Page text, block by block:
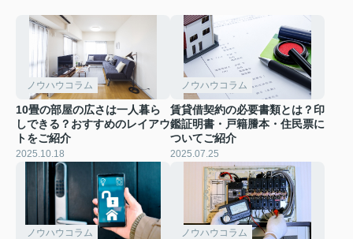
ノウハウコラム
10畳の部屋の広さは一人暮ら
しできる？おすすめのレイアウ
トをご紹介
2025.10.18
ノウハウコラム
賃貸借契約の必要書類とは？印
鑑証明書・戸籍謄本・住民票に
ついてご紹介
2025.07.25
ノウハウコラム ノウハウコラム